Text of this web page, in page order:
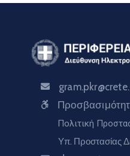
Πολιτική
Υπ. Προστασίας